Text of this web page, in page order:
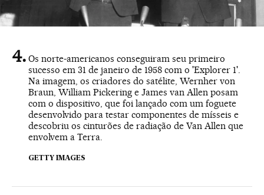
Os norte-americanos conseguiram seu primeiro
sucesso em 31 de janeiro de 1958 com o 'Explorer 1'.
Na imagem, os criadores do satélite, Wernher von
Braun, William Pickering e James van Allen posam
com o dispositivo, que foi lançado com um foguete
desenvolvido para testar componentes de mísseis e
descobriu os cinturões de radiação de Van Allen que
envolvem a Terra.
GETTY IMAGES